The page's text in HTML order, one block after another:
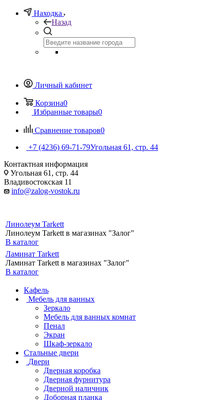
Находка
Назад
Личный кабинет
Корзина0
Избранные товары0
Сравнение товаров0
+7 (4236) 69-71-79Угольная 61, стр. 44
Контактная информация
Угольная 61, стр. 44
Владивостокская 11
info@zalog-vostok.ru
Линолеум Tarkett
Линолеум Tarkett в магазинах "Залог"
В каталог
Ламинат Tarkett
Ламинат Tarkett в магазинах "Залог"
В каталог
Кафель
Мебель для ванных
Зеркало
Мебель для ванных комнат
Пенал
Экран
Шкаф-зеркало
Стальные двери
Двери
Дверная коробка
Дверная фурнитура
Дверной наличник
Доборная планка